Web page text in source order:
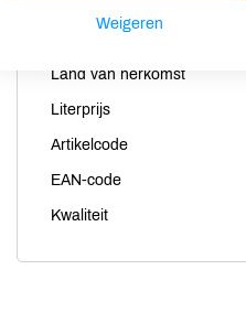
Productspecificaties
Land van herkomst
Literprijs
Artikelcode
EAN-code
Kwaliteit
Weigeren